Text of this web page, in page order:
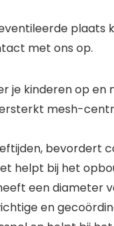
plaats
met ons op.
je kinderen op
mesh-
helpt bij het
een diameter
en